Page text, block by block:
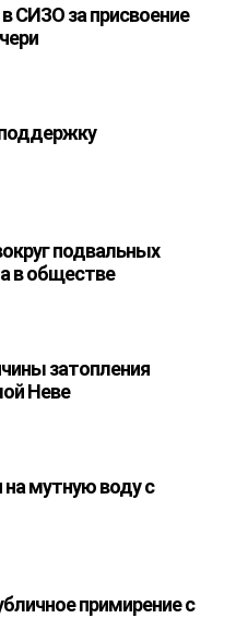
СИЗО за присвоение
подвальных
в обществе
затопления
Неве
мутную воду с
примирение с